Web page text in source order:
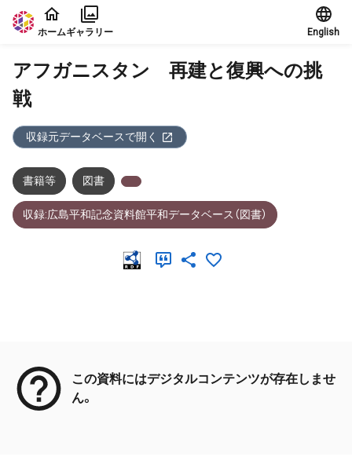
本文に飛ぶ
ホームギャラリー English
アフガニスタン 再建と復興への挑
戦
収録元データベースで開く
書籍等 図書
収録:広島平和記念資料館平和データベース（図書）
この資料にはデジタルコンテンツが存在しませ
ん。